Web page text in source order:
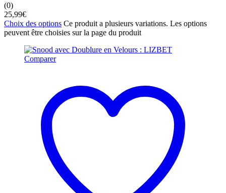
(0)
25,99€
Choix des options Ce produit a plusieurs variations. Les options
peuvent être choisies sur la page du produit
Comparer